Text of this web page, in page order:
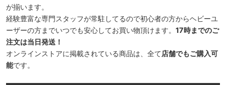
が揃います。
経験豊富な専門スタッフが常駐してるので初心者の方からヘビーユ
ーザーの方までいつでも安心してお買い物頂けます。 17時までのご
注文は当日発送！
オンラインストアに掲載されている商品は、全て店舗でもご購入可
能です。